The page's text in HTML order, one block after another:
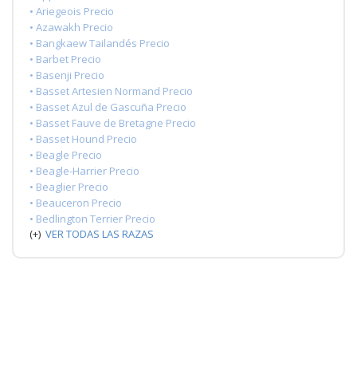
• Ariegeois Precio
• Azawakh Precio
• Bangkaew Tailandés Precio
• Barbet Precio
• Basenji Precio
• Basset Artesien Normand Precio
• Basset Azul de Gascuña Precio
• Basset Fauve de Bretagne Precio
• Basset Hound Precio
• Beagle Precio
• Beagle-Harrier Precio
• Beaglier Precio
• Beauceron Precio
• Bedlington Terrier Precio
(+) VER TODAS LAS RAZAS